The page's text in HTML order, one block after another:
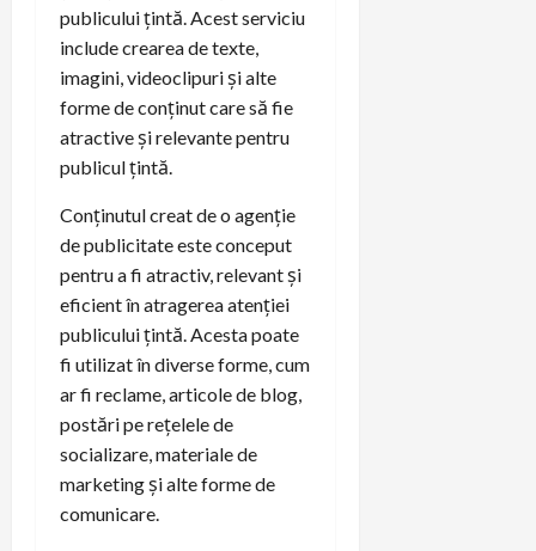
publicului țintă. Acest serviciu
include crearea de texte,
imagini, videoclipuri și alte
forme de conținut care să fie
atractive și relevante pentru
publicul țintă.
Conținutul creat de o agenție
de publicitate este conceput
pentru a fi atractiv, relevant și
eficient în atragerea atenției
publicului țintă. Acesta poate
fi utilizat în diverse forme, cum
ar fi reclame, articole de blog,
postări pe rețelele de
socializare, materiale de
marketing și alte forme de
comunicare.